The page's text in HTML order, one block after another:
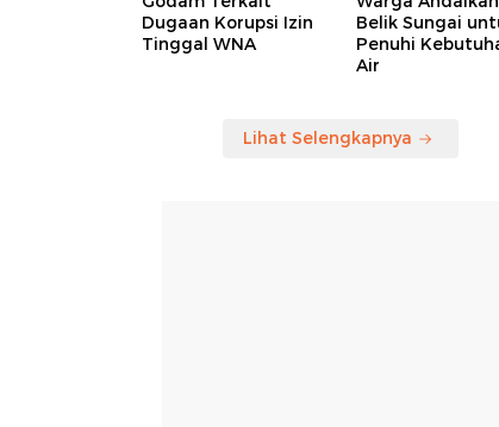
Dugaan Korupsi Izin
Tinggal WNA
Belik Sungai
Penuhi
Air
Lihat Selengkapnya